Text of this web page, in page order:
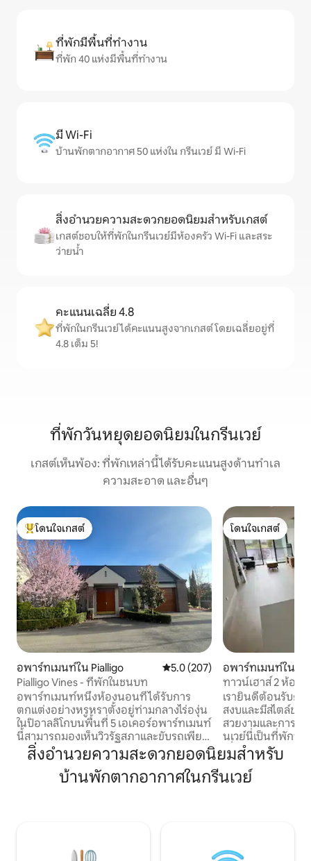
ที่พักมีพื้นที่ทำงาน
ที่พัก 40 แห่งมีพื้นที่ทำงาน
มี Wi-Fi
บ้านพักตากอากาศ 50 แห่งใน กรีนเวย์ มี Wi-Fi
สิ่งอำนวยความสะดวกยอดนิยมสำหรับเกสต์
เกสต์ชอบให้ที่พักในกรีนเวย์มีห้องครัว Wi-Fi และสระ
ว่ายน้ำ
คะแนนเฉลี่ย 4.8
ที่พักในกรีนเวย์ได้คะแนนสูงจากเกสต์ โดยเฉลี่ยอยู่ที่
4.8 เต็ม 5!
ที่พักวันหยุดยอดนิยมในกรีนเวย์
เกสต์เห็นพ้อง: ที่พักเหล่านี้ได้รับคะแนนสูงด้านทำเล
ความสะอาด และอื่นๆ
โดนใจเกสต์ที่สุด
โดนใจเกสต์
อพาร์ทเมนท์ใน Pialligo คะแนนเฉลี่ย 5.0 จาก 5, 207 รีวิว
5.0 (207)
Pialligo Vines - ที่พักในชนบท
อพาร์ทเมนท์หนึ่งห้องนอนที่ได้รับการ
ตกแต่งอย่างหรูหราตั้งอยู่ท่ามกลางไร่องุ่น
ในปิอาลลิโกบนพื้นที่ 5 เอเคอร์อพาร์ทเมนท์
นี้สามารถมองเห็นวิวรัฐสภาและขับรถเพียง
8 นาทีไปยังเมืองแคนเบอร์ราและขับรถ 3
นาทีไปยังสนามบิน เดินเพียงไม่กี่นาทีก็ถึง
Rodneys Nursery Cafe, Beltana Farm,
ครบครันรวมถึงเตาอบ Miele เครื่องชง
โดนใจเกสต์
โดนใจเกสต์
อพาร์ทเมนท์ใน กรี
ทาวน์เฮาส์ 2 ห้อง
ทะเลสาบ
เรายินดีต้อนรับคุณ
สงบและมีสไตล์ของเรา ด้วยวิวทะเ
สวยงามและการเดิ
นเวย์นี่เป็นที่พักที่
เยี่ยมชมแคนเบอร์
ห้องห้องน้ำ 2 ห้อง
พื้นที่รับประทานอ
เพลิดเพลินกับการ
สิ่งอำนวยความสะดวกยอดนิยมสำหรับ
บ้านพักตากอากาศในกรีนเวย์